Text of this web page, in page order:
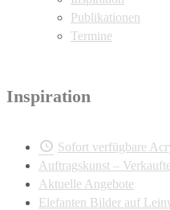
Publikationen
Termine
Inspiration
Sofort verfügbare
Auftragskunst –
Aktuelle Angebote
Elefanten Bilder auf